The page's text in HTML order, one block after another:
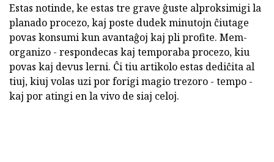
Estas notinde, ke estas tre grave ĝuste alproksimigi la
planado procezo, kaj poste dudek minutojn ĉiutage
povas konsumi kun avantaĝoj kaj pli profite. Mem-
organizo - respondecas kaj temporaba procezo, kiu
povas kaj devus lerni. Ĉi tiu artikolo estas dediĉita al
tiuj, kiuj volas uzi por forigi magio trezoro - tempo -
kaj por atingi en la vivo de siaj celoj.